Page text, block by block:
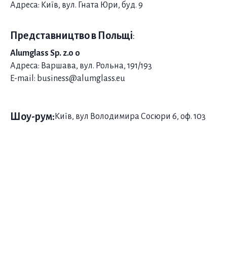
Адреса: Київ, вул. Гната Юри, буд. 9
Представництво в Польщі:
Alumglass Sp. z.o o
Адреса: Варшава, вул. Рольна, 191/193
E-mail: business@alumglass.eu
Шоу-рум: Київ, вул Володимира Сосюри 6, оф. 103